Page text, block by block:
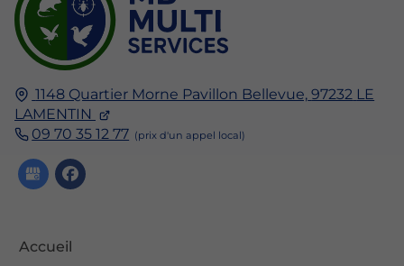
1148 Quartier Morne Pavillon Bellevue, 97232 LE
LAMENTIN
09 70 35 12 77
Accueil